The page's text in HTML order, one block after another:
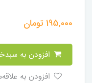
195,000تومان